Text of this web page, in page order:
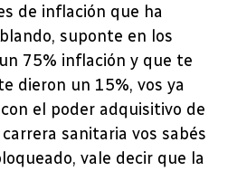
de inflación que ha
suponte en los
75% inflación y que te
dieron un 15%, vos ya
el poder adquisitivo de
sanitaria vos sabés
vale decir que la